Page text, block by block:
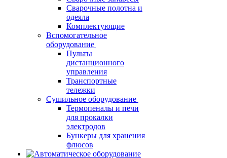
Сварочные полотна и
одеяла
Комплектующие
Вспомогательное
оборудование
Пульты
дистанционного
управления
Транспортные
тележки
Сушильное оборудование
Термопеналы и печи
для прокалки
электродов
Бункеры для хранения
флюсов